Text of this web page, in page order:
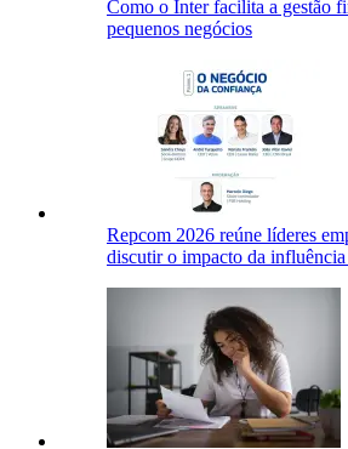
Como o Inter facilita a gestão
pequenos negócios
Repcom 2026 reúne líderes
discutir o impacto da